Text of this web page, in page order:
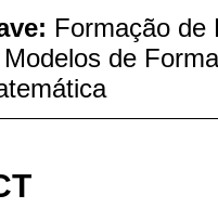
Formação de
de